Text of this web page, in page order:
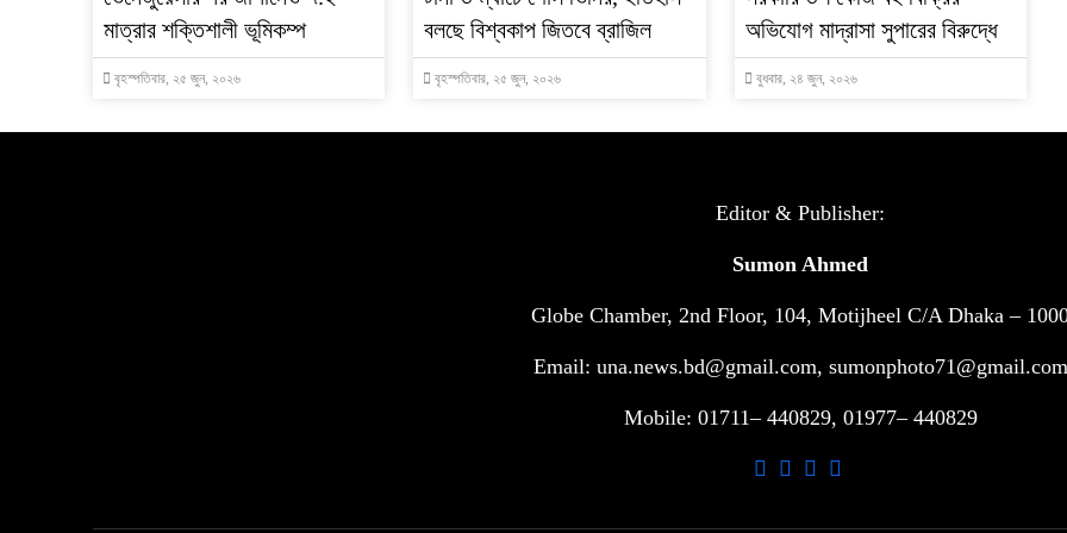
মাত্রার শক্তিশালী ভূমিকম্প
বৃহস্পতিবার, ২৫ জুন, ২০২৬
বলছে বিশ্বকাপ জিতবে ব্রাজিল
বৃহস্পতিবার, ২৫ জুন, ২০২৬
অভিযোগ মাদ্রাসা সুপারের বিরুদ্ধে
বুধবার, ২৪ জুন, ২০২৬
Editor & Publisher:
Sumon Ahmed
Globe Chamber, 2nd Floor, 104, Motijheel C/A Dhaka –
Email: una.news.bd@gmail.com, sumonphoto71@gmail.com
Mobile: 01711– 440829, 01977– 440829